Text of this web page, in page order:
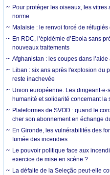
Pour protéger les oiseaux, les
norme
Malaisie : le renvoi forcé de
En RDC, l’épidémie d’Ebola sans
nouveaux traitements
Afghanistan : les coupes dans
Liban : six ans après l'explosion du
reste inachevée
Union européenne. Les
humanité et solidarité concernant la
Plateformes de SVOD : quand le
cher son abonnement en échange
En Gironde, les vulnérabilités des
fumée des incendies
Le pouvoir politique face aux
exercice de mise en scène ?
La défaite de la Seleção peut-elle